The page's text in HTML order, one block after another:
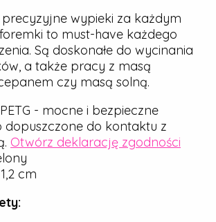
precyzyjne wypieki za każdym
to must-have każdego
Są doskonałe do wycinania
a także pracy z masą
czy masą solną.
PETG - mocne i bezpieczne
dopuszczone do kontaktu z
Otwórz deklarację zgodności
1,2 cm